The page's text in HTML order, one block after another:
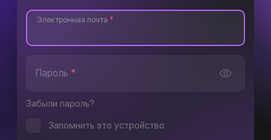
Электронная почта *
Пароль *
Забыли пароль?
Запомнить это устройство